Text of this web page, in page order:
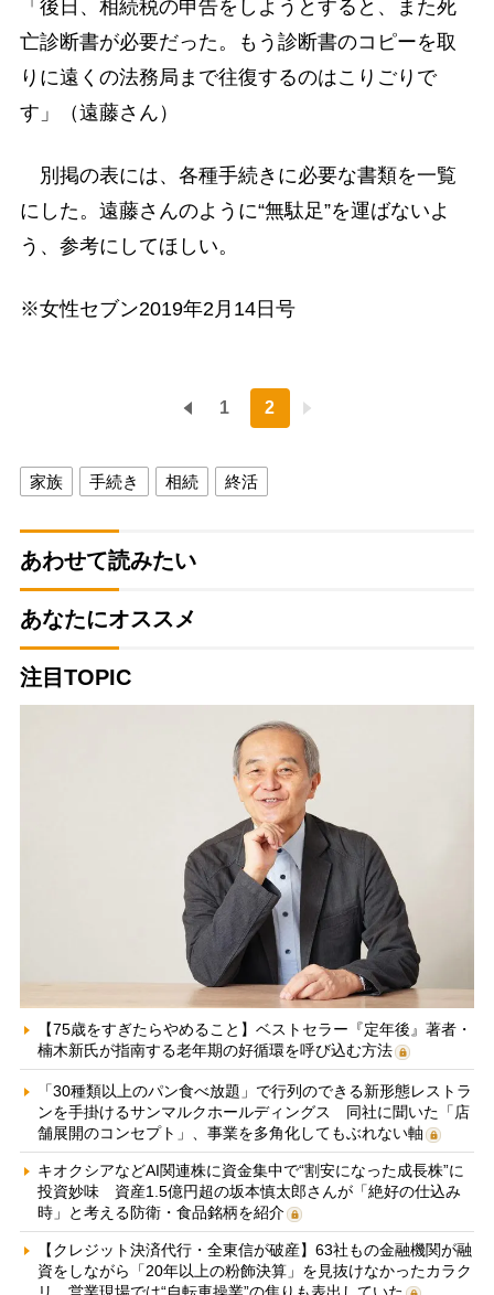
「後日、相続税の申告をしようとすると、また死
亡診断書が必要だった。もう診断書のコピーを取
りに遠くの法務局まで往復するのはこりごりで
す」（遠藤さん）
別掲の表には、各種手続きに必要な書類を一覧
にした。遠藤さんのように“無駄足”を運ばないよ
う、参考にしてほしい。
※女性セブン2019年2月14日号
1 2
家族 手続き 相続 終活
あわせて読みたい
あなたにオススメ
注目TOPIC
【75歳をすぎたらやめること】ベストセラー『定年後』著者・
楠木新氏が指南する老年期の好循環を呼び込む方法
「30種類以上のパン食べ放題」で行列のできる新形態レストラ
ンを手掛けるサンマルクホールディングス 同社に聞いた「店
舗展開のコンセプト」、事業を多角化してもぶれない軸
キオクシアなどAI関連株に資金集中で“割安になった成長株”に
投資妙味 資産1.5億円超の坂本慎太郎さんが「絶好の仕込み
時」と考える防衛・食品銘柄を紹介
【クレジット決済代行・全東信が破産】63社もの金融機関が融
資をしながら「20年以上の粉飾決算」を見抜けなかったカラク
リ 営業現場では“自転車操業”の焦りも表出していた